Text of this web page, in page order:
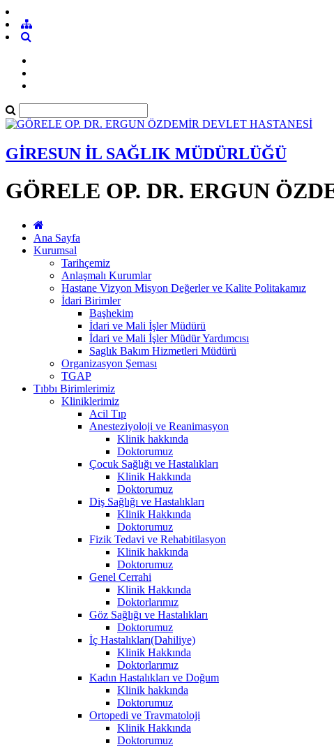
GİRESUN İL SAĞLIK MÜDÜRLÜĞÜ
GÖRELE OP. DR. ERGUN
Ana Sayfa
Kurumsal
Tarihçemiz
Anlaşmalı Kurumlar
Hastane Vizyon Misyon Değerler ve Kalite Politakamız
İdari Birimler
Başhekim
İdari ve Mali İşler Müdürü
İdari ve Mali İşler Müdür Yardımcısı
Saglık Bakım Hizmetleri Müdürü
Organizasyon Şeması
TGAP
Tıbbı Birimlerimiz
Kliniklerimiz
Acil Tıp
Anesteziyoloji ve Reanimasyon
Klinik hakkında
Doktorumuz
Çocuk Sağlığı ve Hastalıkları
Klinik Hakkında
Doktorumuz
Diş Sağlığı ve Hastalıkları
Klinik Hakkında
Doktorumuz
Fizik Tedavi ve Rehabitilasyon
Klinik hakkında
Doktorumuz
Genel Cerrahi
Klinik Hakkında
Doktorlarımız
Göz Sağlığı ve Hastalıkları
Doktorumuz
İç Hastalıkları(Dahiliye)
Klinik Hakkında
Doktorlarımız
Kadın Hastalıkları ve Doğum
Klinik hakkında
Doktorumuz
Ortopedi ve Travmatoloji
Klinik Hakkında
Doktorumuz